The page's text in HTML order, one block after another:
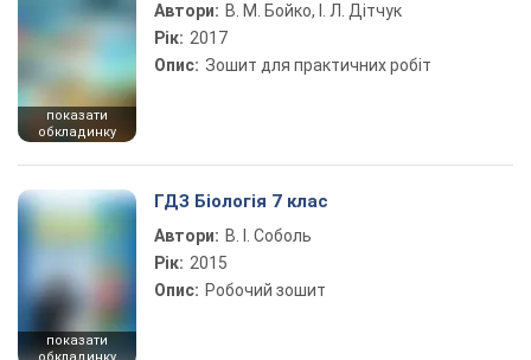
показати
обкладинку
Автори: В. М. Бойко, І. Л. Дітчук
Рік: 2017
Опис: Зошит для практичних робіт
показати
ГДЗ Біологія 7 клас
Автори: В. І. Соболь
Рік: 2015
Опис: Робочий зошит